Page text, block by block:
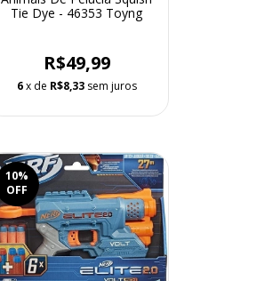
Tie Dye - 46353 Toyng
R$49,99
6x de R$8,33 sem juros
10%
OFF